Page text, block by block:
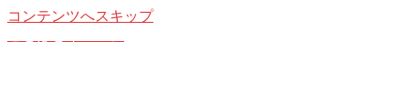
コンテンツへスキップ